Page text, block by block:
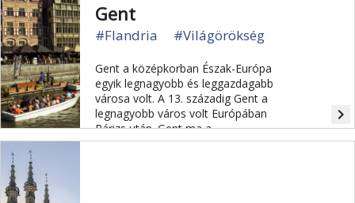
Gent
#Flandria #Világörökség
Gent a középkorban Észak-Európa
egyik legnagyobb és leggazdagabb
városa volt. A 13. századig Gent a
legnagyobb város volt Európában
Párizs után. Gent ma a
vegetáriánusok fővárosa.
navigate_next